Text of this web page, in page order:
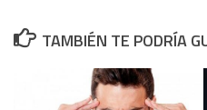
TAMBIÉN TE PODRÍA